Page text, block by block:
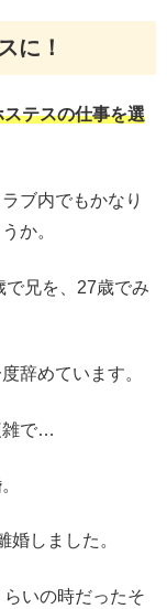
に！
テスの仕事を選
ブ内でもかなり
か。
兄を、27歳でみ
辞めています。
雑で…
婚しました。
いの時だったそ